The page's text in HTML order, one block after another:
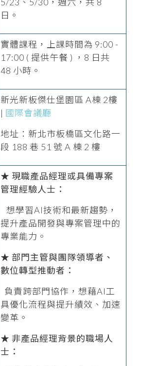
日。
實體課程，上課時間為 9:00 -
17:00 ( 提供午餐 ) ，8 日共
48 小時。
新光新板傑仕堡園區 A棟 2樓
| 國際會議廳
地址：新北市板橋區文化路一
段 188 巷 51 號 A 棟 2 樓
★ 現職產品經理或具備專案
管理經驗人士：
想學習AI技術和最新趨勢，
提升產品開發與專案管理中的
專業能力。
★ 部門主管與團隊領導者、
數位轉型推動者：
負責跨部門協作，想藉AI工
具優化流程與提升績效、加速
變革。
★ 非產品經理背景的職場人
士：